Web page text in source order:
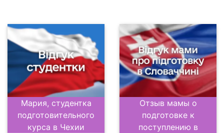
Мария, студентка
подготовительного
курса в Чехии
Отзыв мамы о
подготовке к
поступлению в